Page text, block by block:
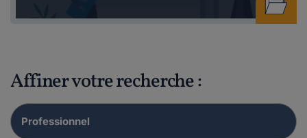
Affiner votre recherche :